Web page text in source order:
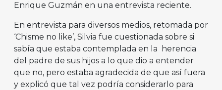
Enrique Guzmán en una entrevista reciente.
En entrevista para diversos medios, retomada por
‘Chisme no like’, Silvia fue cuestionada sobre si
sabía que estaba contemplada en la herencia
del padre de sus hijos a lo que dio a entender
que no, pero estaba agradecida de que así fuera
y explicó que tal vez podría considerarlo para